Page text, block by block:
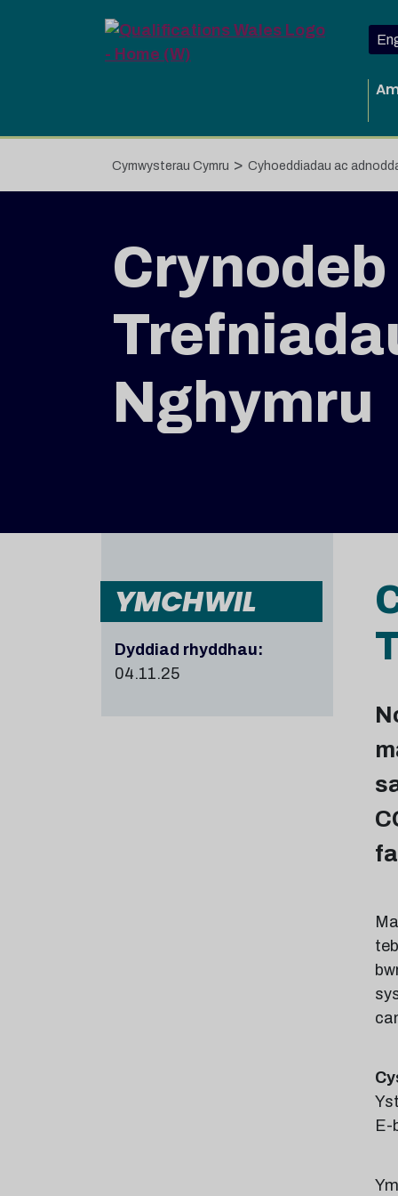
Cymwysterau Cymru > Cyhoeddiadau ac
Crynodeb
Nghymru
YMCHWIL
Dyddiad rhyddhau:
04.11.25
E-